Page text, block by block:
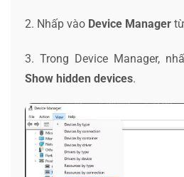
2. Nhấp vào Device Manager
3. Trong Device Manager,
Show hidden devices.